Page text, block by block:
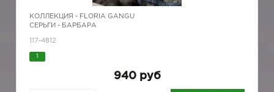
КОЛЛЕКЦИЯ - FLORIA GANGU
СЕРЬГИ - БАРБАРА
117-4812
940 руб